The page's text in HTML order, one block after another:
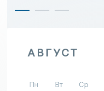
АВГУСТ
Пн Вт Ср